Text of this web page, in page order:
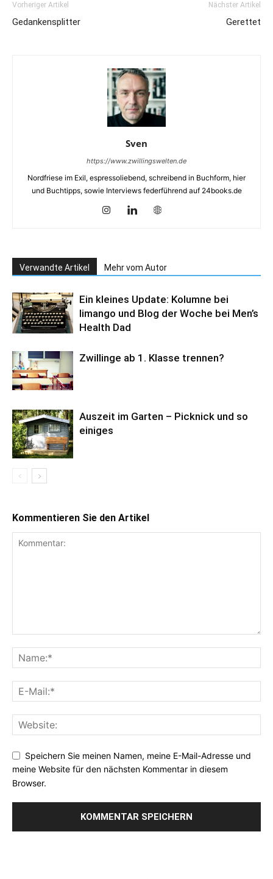
Vorheriger Artikel
Gedankensplitter
Nächster Artikel
Gerettet
Sven
https://www.zwillingswelten.de
Nordfriese im Exil, espressoliebend, schreibend in Buchform, hier
und Buchtipps, sowie Interviews federführend auf 24books.de
Verwandte Artikel Mehr vom Autor
Ein kleines Update: Kolumne bei
limango und Blog der Woche bei Men’s
Health Dad
Zwillinge ab 1. Klasse trennen?
Auszeit im Garten – Picknick und so
einiges
Kommentieren Sie den Artikel
Speichern Sie meinen Namen, meine E-Mail-Adresse und
meine Website für den nächsten Kommentar in diesem
Browser.